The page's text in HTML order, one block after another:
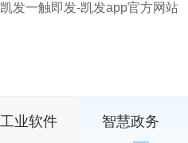
凯发一触即发-凯发app官方网站
工业软件 智慧政务